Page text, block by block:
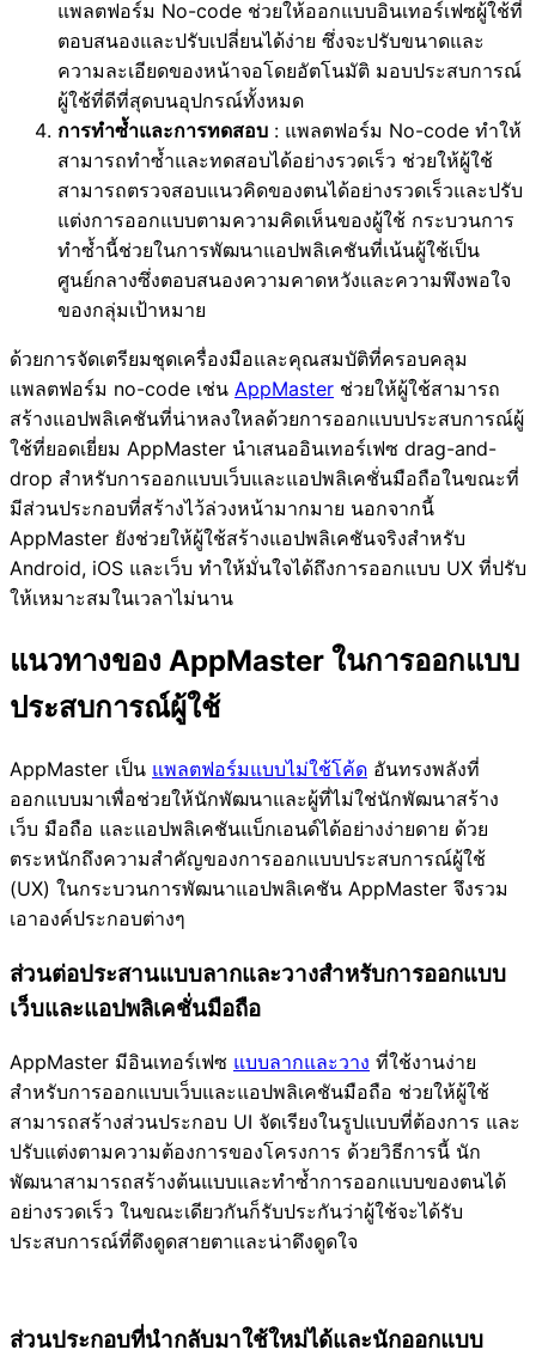
แพลตฟอร์ม No-code ช่วยให้ออกแบบอินเทอร์เฟซผู้ใช้ที่
ตอบสนองและปรับเปลี่ยนได้ง่าย ซึ่งจะปรับขนาดและ
ความละเอียดของหน้าจอโดยอัตโนมัติ มอบประสบการณ์
ผู้ใช้ที่ดีที่สุดบนอุปกรณ์ทั้งหมด
การทำซ้ำและการทดสอบ : แพลตฟอร์ม No-code ทำให้
สามารถทำซ้ำและทดสอบได้อย่างรวดเร็ว ช่วยให้ผู้ใช้
สามารถตรวจสอบแนวคิดของตนได้อย่างรวดเร็วและปรับ
แต่งการออกแบบตามความคิดเห็นของผู้ใช้ กระบวนการ
ทำซ้ำนี้ช่วยในการพัฒนาแอปพลิเคชันที่เน้นผู้ใช้เป็น
ศูนย์กลางซึ่งตอบสนองความคาดหวังและความพึงพอใจ
ของกลุ่มเป้าหมาย
ด้วยการจัดเตรียมชุดเครื่องมือและคุณสมบัติที่ครอบคลุม
แพลตฟอร์ม no-code เช่น AppMaster ช่วยให้ผู้ใช้สามารถ
สร้างแอปพลิเคชันที่น่าหลงใหลด้วยการออกแบบประสบการณ์ผู้
ใช้ที่ยอดเยี่ยม AppMaster นำเสนออินเทอร์เฟซ drag-and-
drop สำหรับการออกแบบเว็บและแอปพลิเคชั่นมือถือในขณะที่
มีส่วนประกอบที่สร้างไว้ล่วงหน้ามากมาย นอกจากนี้
AppMaster ยังช่วยให้ผู้ใช้สร้างแอปพลิเคชันจริงสำหรับ
Android, iOS และเว็บ ทำให้มั่นใจได้ถึงการออกแบบ UX ที่ปรับ
ให้เหมาะสมในเวลาไม่นาน
แนวทางของ AppMaster ในการออกแบบ
ประสบการณ์ผู้ใช้
AppMaster เป็น แพลตฟอร์มแบบไม่ใช้โค้ด อันทรงพลังที่
ออกแบบมาเพื่อช่วยให้นักพัฒนาและผู้ที่ไม่ใช่นักพัฒนาสร้าง
เว็บ มือถือ และแอปพลิเคชันแบ็กเอนด์ได้อย่างง่ายดาย ด้วย
ตระหนักถึงความสำคัญของการออกแบบประสบการณ์ผู้ใช้
(UX) ในกระบวนการพัฒนาแอปพลิเคชัน AppMaster จึงรวม
เอาองค์ประกอบต่างๆ
ส่วนต่อประสานแบบลากและวางสำหรับการออกแบบ
เว็บและแอปพลิเคชั่นมือถือ
AppMaster มีอินเทอร์เฟซ แบบลากและวาง ที่ใช้งานง่าย
สำหรับการออกแบบเว็บและแอปพลิเคชันมือถือ ช่วยให้ผู้ใช้
สามารถสร้างส่วนประกอบ UI จัดเรียงในรูปแบบที่ต้องการ และ
ปรับแต่งตามความต้องการของโครงการ ด้วยวิธีการนี้ นัก
พัฒนาสามารถสร้างต้นแบบและทำซ้ำการออกแบบของตนได้
อย่างรวดเร็ว ในขณะเดียวกันก็รับประกันว่าผู้ใช้จะได้รับ
ประสบการณ์ที่ดึงดูดสายตาและน่าดึงดูดใจ
ส่วนประกอบที่นำกลับมาใช้ใหม่ได้และนักออกแบบ